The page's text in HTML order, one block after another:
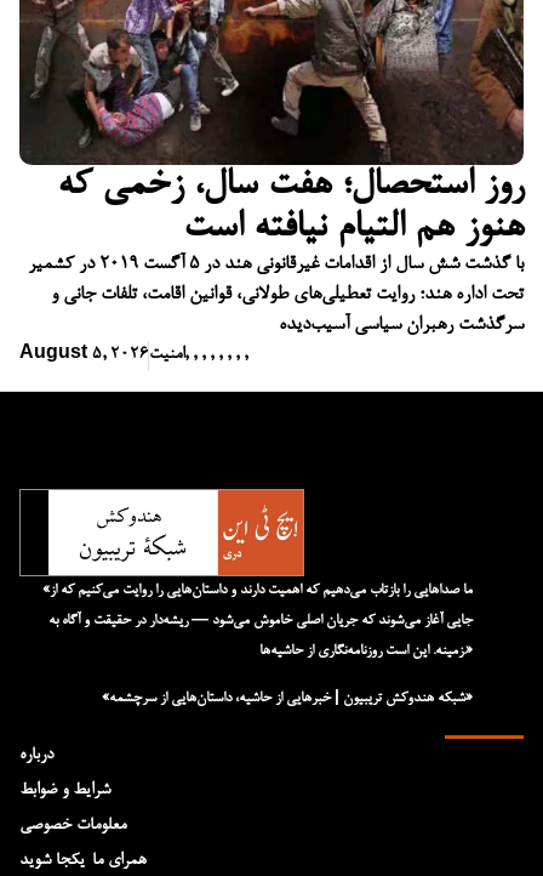
روز استحصال؛ هفت سال، زخمی که
هنوز هم التیام نیافته است
با گذشت شش سال از اقدامات غیرقانونی هند در ۵ آگست ۲۰۱۹ در کشمیر
تحت اداره هند؛ روایت تعطیلی‌های طولانی، قوانین اقامت، تلفات جانی و
سرگذشت رهبران سیاسی آسیب‌دیده
August 5, 2026امنیت, , , , , , , ,
درباره
شرایط و ضوابط
معلومات خصوصی
همرای ما-یکجا شوید
«ما صداهایی را بازتاب می‌دهیم که اهمیت دارند و داستان‌هایی را روایت می‌کنیم که از
جایی آغاز می‌شوند که جریان اصلی خاموش می‌شود — ریشه‌دار در حقیقت و آگاه به
زمینه. این است روزنامه‌نگاری از حاشیه‌ها.»
«شبکه هند‌و‌کش تریبیون | خبرهایی از حاشیه، داستان‌هایی از سرچشمه»